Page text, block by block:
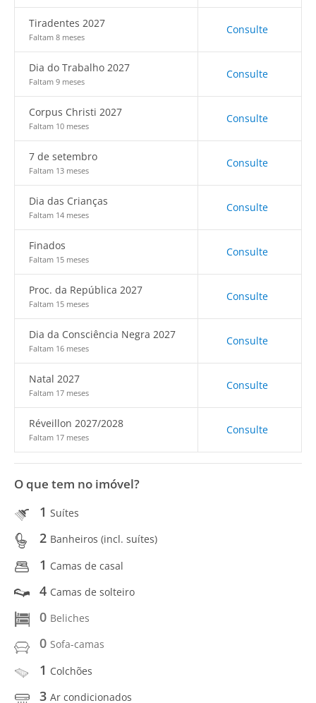
Tiradentes 2027
Faltam 8 meses
Consulte
Dia do Trabalho 2027
Faltam 9 meses
Consulte
Corpus Christi 2027
Faltam 10 meses
Consulte
7 de setembro
Faltam 13 meses
Consulte
Dia das Crianças
Faltam 14 meses
Consulte
Finados
Faltam 15 meses
Consulte
Proc. da República 2027
Faltam 15 meses
Consulte
Dia da Consciência Negra 2027
Faltam 16 meses
Consulte
Natal 2027
Faltam 17 meses
Consulte
Réveillon 2027/2028
Faltam 17 meses
Consulte
O que tem no imóvel?
1 Suítes
2 Banheiros (incl. suítes)
1 Camas de casal
4 Camas de solteiro
0 Beliches
0 Sofa-camas
1 Colchões
3 Ar condicionados